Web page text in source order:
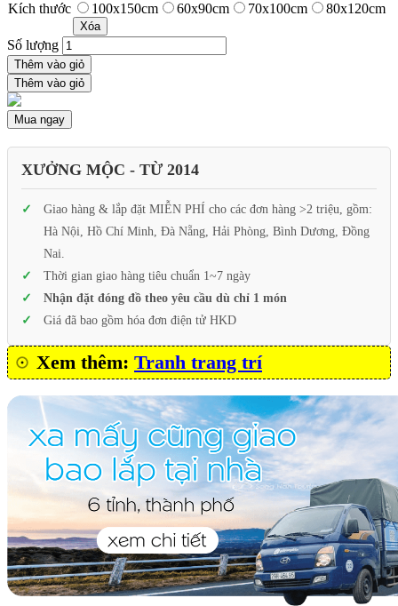
Kích thước 100x150cm 60x90cm 70x100cm 80x120cm
Xóa
Số lượng
Thêm vào giỏ
Thêm vào giỏ
Mua ngay
XƯỞNG MỘC - TỪ 2014
Giao hàng & lắp đặt MIỄN PHÍ cho các đơn hàng >2 triệu, gồm:
Hà Nội, Hồ Chí Minh, Đà Nẵng, Hải Phòng, Bình Dương, Đồng
Nai.
Thời gian giao hàng tiêu chuẩn 1~7 ngày
Nhận đặt đóng đồ theo yêu cầu dù chỉ 1 món
Giá đã bao gồm hóa đơn điện tử HKD
Xem thêm: Tranh trang trí